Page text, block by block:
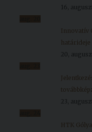
16,
Innovatív
határideje
20,
23,
HTK